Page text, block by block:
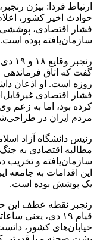
ارتباط فردا: بیژن
حوادث اخیر کشور،
فشار اقتصادی، پوششی
سازمان‌یافته بوده است.
روزه است. او اذعان
فشار اقتصادی
کرده بود، اما به زعم
مردم ایران در
رئیس دانشگاه آزاد
مطالبه اقتصادی به
سازمان‌یافته و تخریب
این اقدامات به جامعه
یک پوشش بوده است.
رنجبر نقطه عطف این
قیام ۱۹ دی،
خیابان‌های کشور،